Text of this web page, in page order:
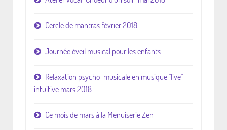
Cercle de mantras février 2018
Journée éveil musical pour les enfants
Relaxation psycho-musicale en musique "live"
intuitive mars 2018
Ce mois de mars à la Menuiserie Zen